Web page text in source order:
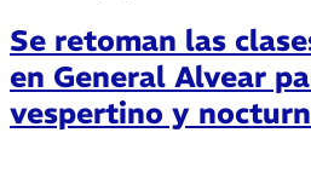
Se retoman las
en General Alvear
vespertino y